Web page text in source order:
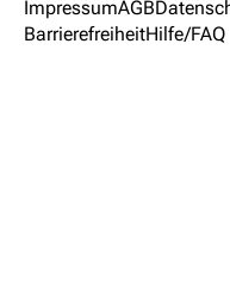
ImpressumAGB
BarrierefreiheitHilfe/FAQ